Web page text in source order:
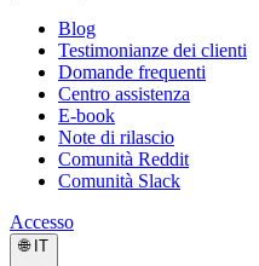
Blog
Testimonianze dei clienti
Domande frequenti
Centro assistenza
E-book
Note di rilascio
Comunità Reddit
Comunità Slack
Accesso
🌐 IT